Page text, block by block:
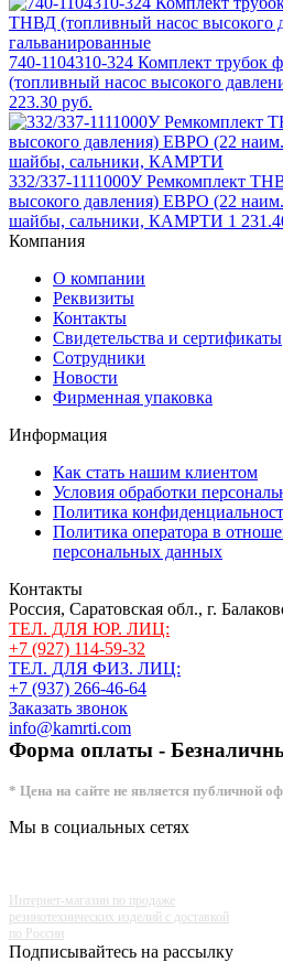
740-1104310-324 Комплект
(топливный насос высокого
223.30 руб.
332/337-1111000У Ремкомплект
высокого давления) ЕВРО (22
шайбы, сальники, КАМРТИ 1
Компания
О компании
Реквизиты
Контакты
Свидетельства и сертификаты
Сотрудники
Новости
Фирменная упаковка
Информация
Как стать нашим клиентом
Условия обработки
Политика
Политика оператора в
персональных данных
Контакты
Россия, Саратовская обл., г.
ТЕЛ. ДЛЯ ЮР. ЛИЦ:
+7 (927) 114-59-32
ТЕЛ. ДЛЯ ФИЗ. ЛИЦ:
+7 (937) 266-46-64
Заказать звонок
info@kamrti.com
Форма оплаты -
* Цена на сайте не является публичной
Мы в социальных сетях
Интернет-магазин по продаже
резинотехнических изделий с доставкой
по России
Подписывайтесь на рассылку